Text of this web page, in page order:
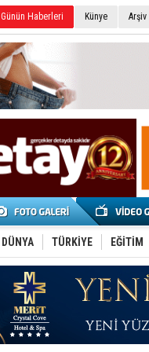
Günün Haberleri Künye Arşiv
DÜNYA TÜRKİYE EĞİTİM